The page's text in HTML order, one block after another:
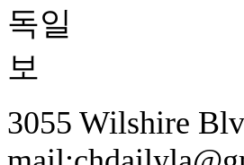
3055 Wilshire